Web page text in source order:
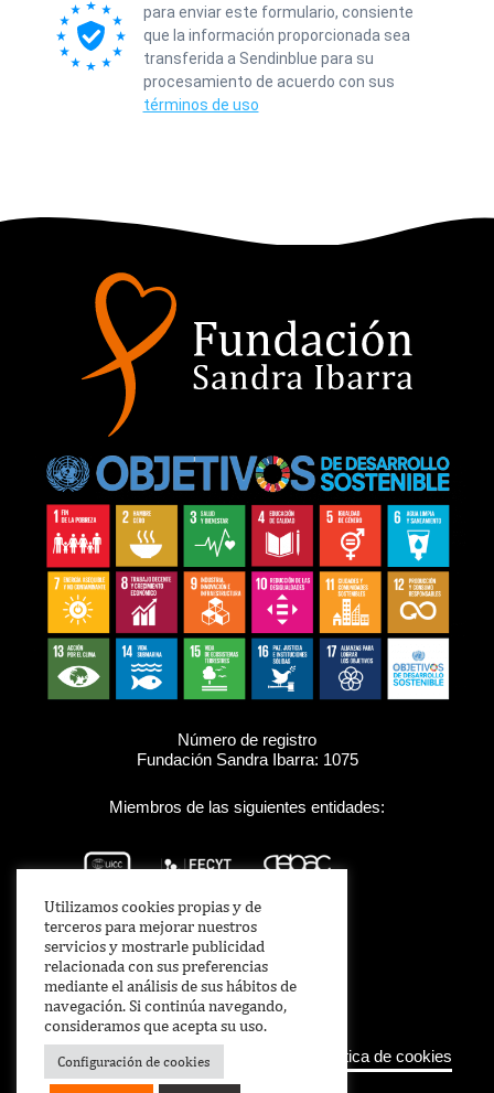
para enviar este formulario, consiente
que la información proporcionada sea
transferida a Sendinblue para su
procesamiento de acuerdo con sus
términos de uso
Número de registro
Fundación Sandra Ibarra: 1075
Miembros de las siguientes entidades:
Aviso legal– Política de Privacidad Política de cookies
Utilizamos cookies propias y de
terceros para mejorar nuestros
servicios y mostrarle publicidad
relacionada con sus preferencias
mediante el análisis de sus hábitos de
navegación. Si continúa navegando,
consideramos que acepta su uso.
Configuración de cookies